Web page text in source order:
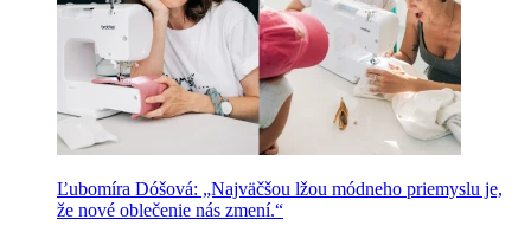
Ľubomíra Dóšová: „Najväčšou lžou módneho priemyslu je,
že nové oblečenie nás zmení.“